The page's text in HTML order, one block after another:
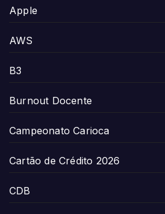
Apple
AWS
B3
Burnout Docente
Campeonato Carioca
Cartão de Crédito 2026
CDB